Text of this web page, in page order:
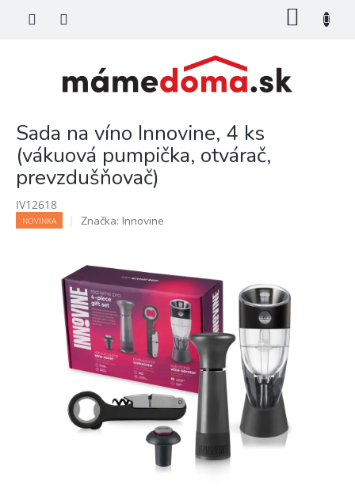
Sada na víno Innovine, 4 ks
(vákuová pumpička, otvárač,
prevzdušňovač)
IV12618
NOVINKA Značka: Innovine